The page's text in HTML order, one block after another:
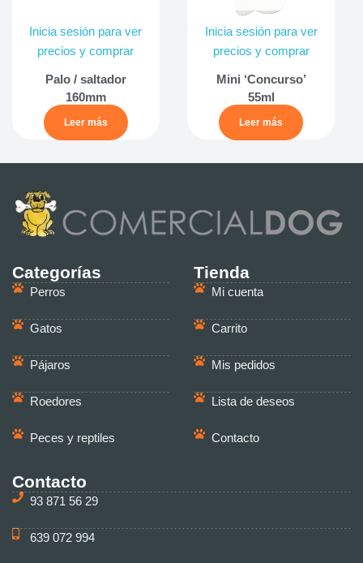
Inicia sesión para ver
precios y comprar
Palo / saltador
160mm
Leer más
Inicia sesión para ver
precios y comprar
Mini ‘Concurso’
55ml
Leer más
Categorías
Perros
Gatos
Pájaros
Roedores
Peces y reptiles
Tienda
Mi cuenta
Carrito
Mis pedidos
Lista de deseos
Contacto
Contacto
93 871 56 29
639 072 994